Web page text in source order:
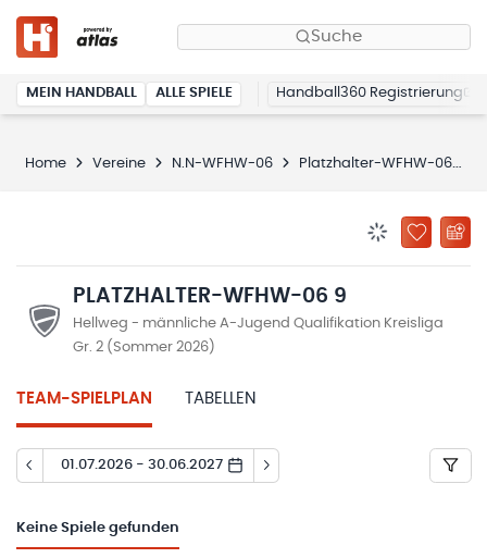
Suche
MEIN HANDBALL ALLE SPIELE Handball360 Registrierung
Home Vereine N.N-WFHW-06 Platzhalter-WFHW-06 9
ZU
PLATZHALTER-WFHW-06 9
Hellweg - männliche A-Jugend Qualifikation Kreisliga
Gr. 2 (Sommer 2026)
TEAM-SPIELPLAN TABELLEN
01.07.2026 - 30.06.2027
Keine Spiele gefunden